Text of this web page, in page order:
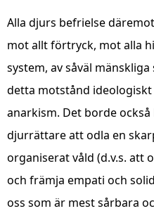
Alla djurs befrielse
mot allt förtryck, mot alla
system, av såväl
detta motstånd
anarkism. Det borde
djurrättare att odla en
organiserat våld (d.v.s. att
och främja empati och
oss som är mest sårbara